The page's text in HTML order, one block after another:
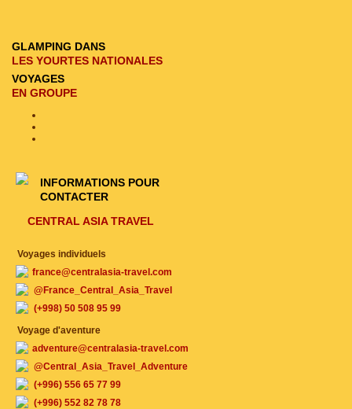
GLAMPING DANS
LES YOURTES NATIONALES
VOYAGES
EN GROUPE
INFORMATIONS POUR
CONTACTER
CENTRAL ASIA TRAVEL
Voyages individuels
france@centralasia-travel.com
@France_Central_Asia_Travel
(+998) 50 508 95 99
Voyage d'aventure
adventure@centralasia-travel.com
@Central_Asia_Travel_Adventure
(+996) 556 65 77 99
(+996) 552 82 78 78